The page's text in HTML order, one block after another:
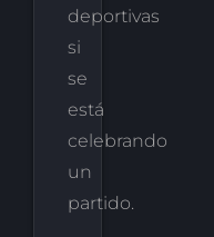
deportivas
si
se
está
celebrando
un
partido.